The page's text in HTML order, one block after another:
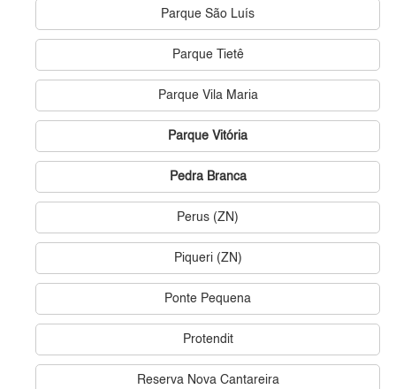
Parque São Luís
Parque Tietê
Parque Vila Maria
Parque Vitória
Pedra Branca
Perus (ZN)
Piqueri (ZN)
Ponte Pequena
Protendit
Reserva Nova Cantareira